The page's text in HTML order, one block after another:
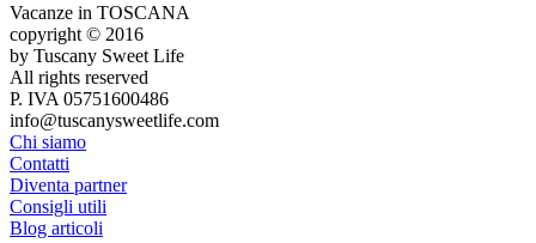
Vacanze in TOSCANA
copyright © 2016
by Tuscany Sweet Life
All rights reserved
P. IVA 05751600486
info@tuscanysweetlife.com
Chi siamo
Contatti
Diventa partner
Consigli utili
Blog articoli